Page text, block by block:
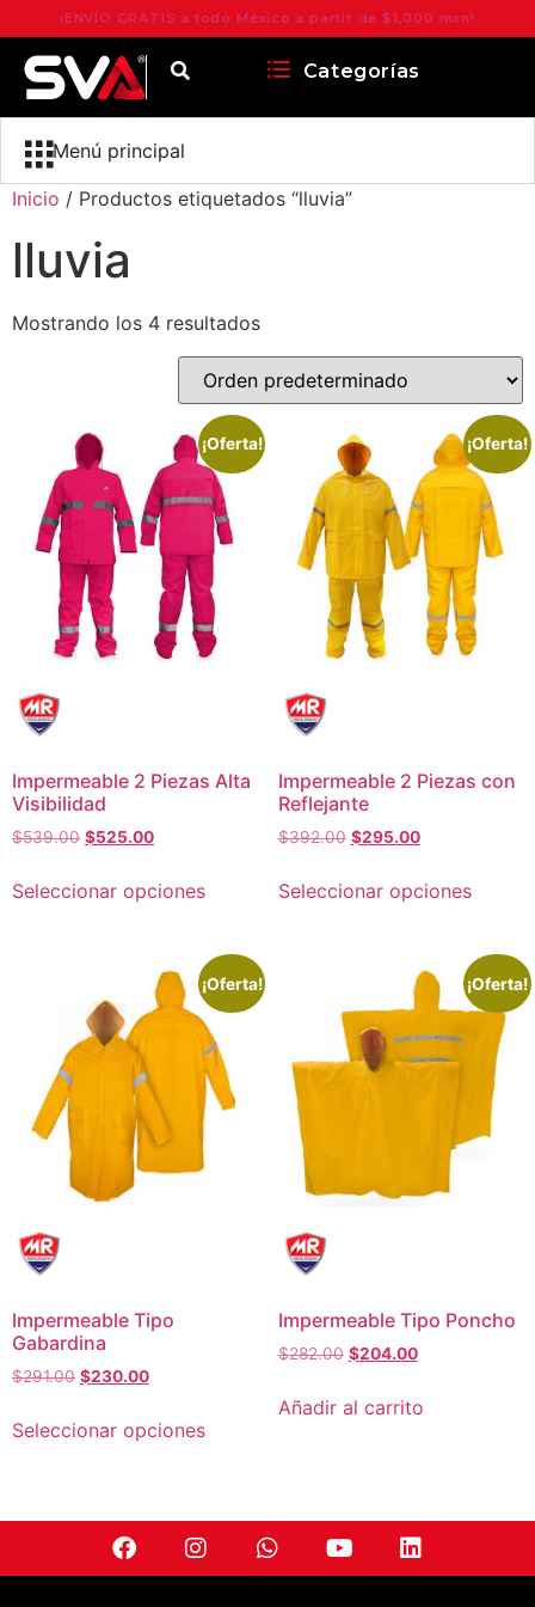
¡ENVÍO GRATIS a todo México a partir de $1,000 mxn!
Categorías
Menú principal
Inicio / Productos etiquetados “lluvia”
lluvia
Mostrando los 4 resultados
¡Oferta!
Impermeable 2 Piezas Alta
Visibilidad
$539.00 $525.00
Seleccionar opciones
¡Oferta!
Impermeable 2 Piezas con
Reflejante
$392.00 $295.00
Seleccionar opciones
¡Oferta!
Impermeable Tipo
Gabardina
$291.00 $230.00
Seleccionar opciones
¡Oferta!
Impermeable Tipo Poncho
$282.00 $204.00
Añadir al carrito